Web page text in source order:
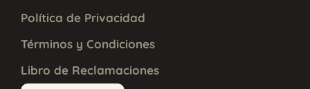
Política de Privacidad
Términos y Condiciones
Libro de Reclamaciones